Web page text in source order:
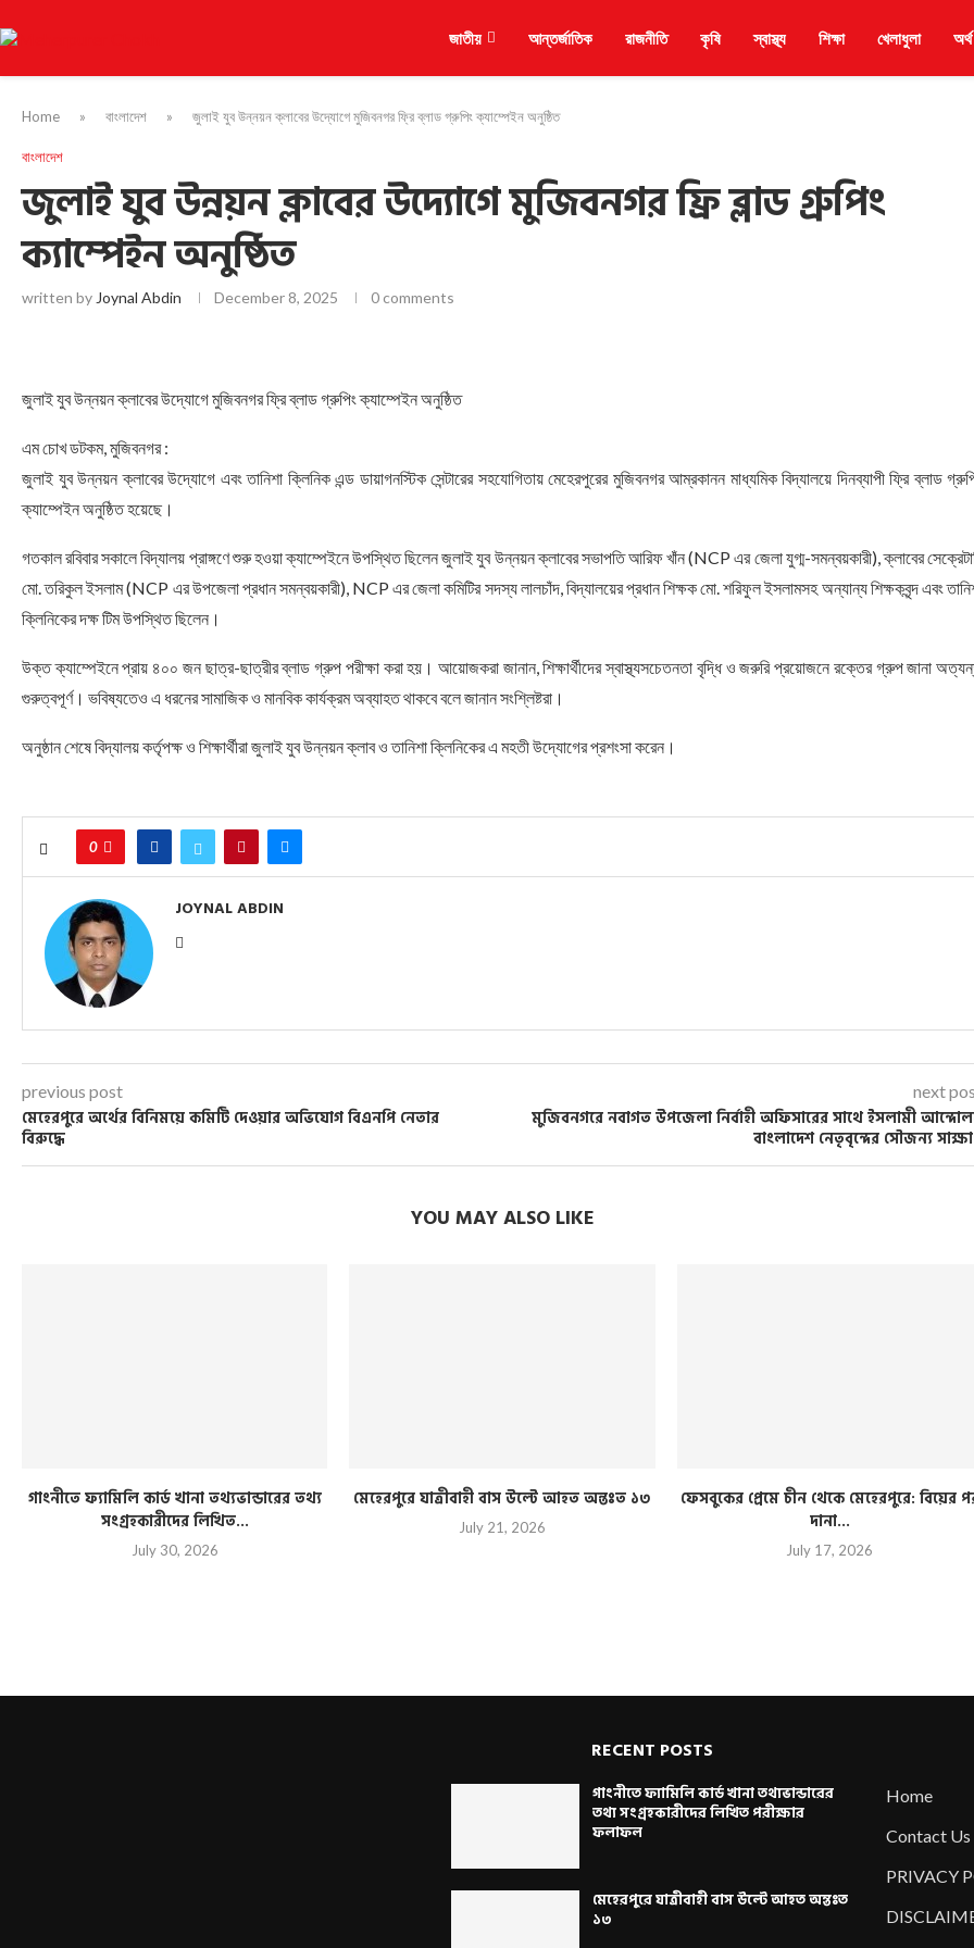
জাতীয় আন্তর্জাতিক রাজনীতি কৃষি স্বাস্থ্য শিক্ষা খেলাধুলা
Home » বাংলাদেশ » জুলাই যুব উন্নয়ন ক্লাবের উদ্যোগে মুজিবনগর ফ্রি ব্লাড গ্রুপিং ক্যাম্পেইন অনুষ্ঠিত
বাংলাদেশ
জুলাই যুব উন্নয়ন ক্লাবের উদ্যোগে মুজিবনগর ফ্রি ব্লাড গ্রুপিং
ক্যাম্পেইন অনুষ্ঠিত
written by Joynal Abdin December 8, 2025 0 comments
জুলাই যুব উন্নয়ন ক্লাবের উদ্যোগে মুজিবনগর ফ্রি ব্লাড গ্রুপিং ক্যাম্পেইন অনুষ্ঠিত
এম চোখ ডটকম, মুজিবনগর :
জুলাই যুব উন্নয়ন ক্লাবের উদ্যোগে এবং তানিশা ক্লিনিক এন্ড ডায়াগনস্টিক সেন্টারের সহযোগিতায় মেহেরপুরের মুজিবনগর আম্রকানন মাধ্যমিক বিদ্যালয়ে দিনব্যাপী ফ্রি ব্লাড
ক্যাম্পেইন অনুষ্ঠিত হয়েছে।
গতকাল রবিবার সকালে বিদ্যালয় প্রাঙ্গণে শুরু হওয়া ক্যাম্পেইনে উপস্থিত ছিলেন জুলাই যুব উন্নয়ন ক্লাবের সভাপতি আরিফ খাঁন (NCP এর জেলা যুগ্ম-সমন্বয়কারী), ক্লাবের
মো. তরিকুল ইসলাম (NCP এর উপজেলা প্রধান সমন্বয়কারী), NCP এর জেলা কমিটির সদস্য লালচাঁদ, বিদ্যালয়ের প্রধান শিক্ষক মো. শরিফুল ইসলামসহ অন্যান্য শিক্ষকবৃন্দ এবং
ক্লিনিকের দক্ষ টিম উপস্থিত ছিলেন।
উক্ত ক্যাম্পেইনে প্রায় ৪০০ জন ছাত্র-ছাত্রীর ব্লাড গ্রুপ পরীক্ষা করা হয়। আয়োজকরা জানান, শিক্ষার্থীদের স্বাস্থ্যসচেতনতা বৃদ্ধি ও জরুরি প্রয়োজনে রক্তের গ্রুপ জানা
গুরুত্বপূর্ণ। ভবিষ্যতেও এ ধরনের সামাজিক ও মানবিক কার্যক্রম অব্যাহত থাকবে বলে জানান সংশ্লিষ্টরা।
অনুষ্ঠান শেষে বিদ্যালয় কর্তৃপক্ষ ও শিক্ষার্থীরা জুলাই যুব উন্নয়ন ক্লাব ও তানিশা ক্লিনিকের এ মহতী উদ্যোগের প্রশংসা করেন।
0
JOYNAL ABDIN
previous post
মেহেরপুরে অর্থের বিনিময়ে কমিটি দেওয়ার অভিযোগ বিএনপি নেতার
বিরুদ্ধে
next
মুজিবনগরে নবাগত উপজেলা নির্বাহী অফিসারের সাথে ইসলামী
বাংলাদেশ নেতৃবৃন্দের সৌজন্য
YOU MAY ALSO LIKE
গাংনীতে ফ্যামিলি কার্ড খানা তথ্যভান্ডারের তথ্য
সংগ্রহকারীদের লিখিত...
July 30, 2026
মেহেরপুরে যাত্রীবাহী বাস উল্টে আহত অন্তঃত ১৩
July 21, 2026
ফেসবুকের প্রেমে চীন থেকে মেহেরপুরে: বিয়ের
দানা...
July 17, 2026
RECENT POSTS
গাংনীতে ফ্যামিলি কার্ড খানা তথ্যভান্ডারের
তথ্য সংগ্রহকারীদের লিখিত পরীক্ষার
ফলাফল
মেহেরপুরে যাত্রীবাহী বাস উল্টে আহত অন্তঃত
১৩
Home
Contact Us
PRIVACY